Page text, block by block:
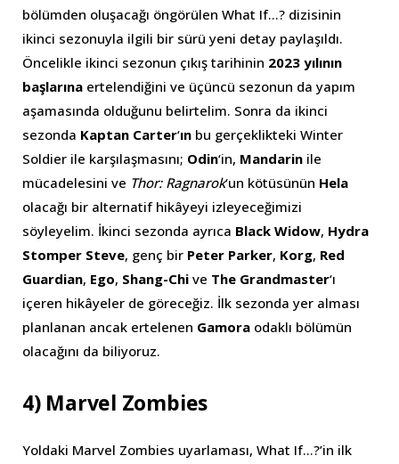
bölümden oluşacağı öngörülen What If…? dizisinin
ikinci sezonuyla ilgili bir sürü yeni detay paylaşıldı.
Öncelikle ikinci sezonun çıkış tarihinin 2023 yılının
başlarına ertelendiğini ve üçüncü sezonun da yapım
aşamasında olduğunu belirtelim. Sonra da ikinci
sezonda Kaptan Carter‘ın bu gerçeklikteki Winter
Soldier ile karşılaşmasını; Odin‘in, Mandarin ile
mücadelesini ve Thor: Ragnarok‘un kötüsünün Hela
olacağı bir alternatif hikâyeyi izleyeceğimizi
söyleyelim. İkinci sezonda ayrıca Black Widow, Hydra
Stomper Steve, genç bir Peter Parker, Korg, Red
Guardian, Ego, Shang-Chi ve The Grandmaster‘ı
içeren hikâyeler de göreceğiz. İlk sezonda yer alması
planlanan ancak ertelenen Gamora odaklı bölümün
olacağını da biliyoruz.
4) Marvel Zombies
Yoldaki Marvel Zombies uyarlaması, What If…?’in ilk